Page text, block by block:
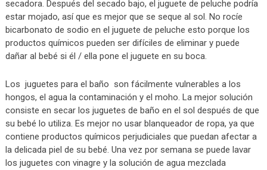
secadora. Después del secado bajo, el juguete de peluche podría
estar mojado, así que es mejor que se seque al sol. No rocíe
bicarbonato de sodio en el juguete de peluche esto porque los
productos químicos pueden ser difíciles de eliminar y puede
dañar al bebé si él / ella pone el juguete en su boca.
Los juguetes para el baño son fácilmente vulnerables a los
hongos, el agua la contaminación y el moho. La mejor solución
consiste en secar los juguetes de baño en el sol después de que
su bebé lo utiliza. Es mejor no usar blanqueador de ropa, ya que
contiene productos químicos perjudiciales que puedan afectar a
la delicada piel de su bebé. Una vez por semana se puede lavar
los juguetes con vinagre y la solución de agua mezclada